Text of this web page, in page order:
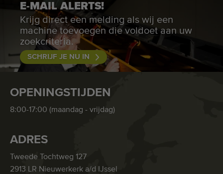
E-MAIL ALERTS!
Krijg direct een melding als wij een
machine toevoegen die voldoet aan uw
zoekcriteria.
SCHRIJF JE NU IN
OPENINGSTIJDEN
8:00-17:00 (maandag - vrijdag)
ADRES
Tweede Tochtweg 127
2913 LR Nieuwerkerk a/d IJssel